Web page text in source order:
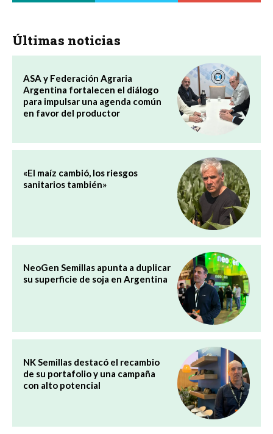
Últimas noticias
ASA y Federación Agraria
Argentina fortalecen el diálogo
para impulsar una agenda común
en favor del productor
«El maíz cambió, los riesgos
sanitarios también»
NeoGen Semillas apunta a duplicar
su superficie de soja en Argentina
NK Semillas destacó el recambio
de su portafolio y una campaña
con alto potencial